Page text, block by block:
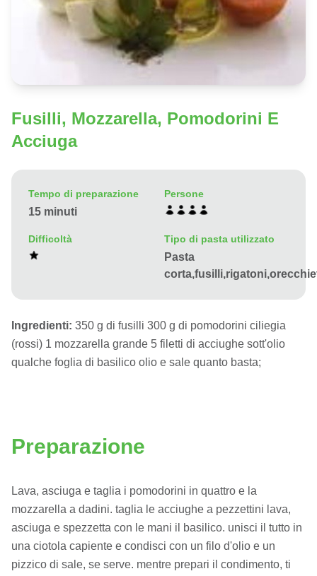
Fusilli, Mozzarella, Pomodorini E
Acciuga
Tempo di preparazione
15 minuti
Persone
Difficoltà Tipo di pasta utilizzato
Pasta
Ingredienti: 350 g di fusilli 300 g di pomodorini ciliegia
(rossi) 1 mozzarella grande 5 filetti di acciughe sott'olio
qualche foglia di basilico olio e sale quanto basta;
Preparazione
Lava, asciuga e taglia i pomodorini in quattro e la
mozzarella a dadini. taglia le acciughe a pezzettini lava,
asciuga e spezzetta con le mani il basilico. unisci il tutto in
una ciotola capiente e condisci con un filo d'olio e un
pizzico di sale, se serve. mentre prepari il condimento, ti